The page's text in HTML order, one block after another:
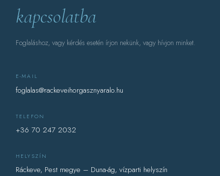
kapcsolatba
Foglaláshoz, vagy kérdés esetén írjon nekünk, vagy hívjon minket.
E-MAIL
foglalas@rackeveihorgasznyaralo.hu
TELEFON
+36 70 247 2032
HELYSZÍN
Ráckeve, Pest megye – Duna-ág, vízparti helyszín